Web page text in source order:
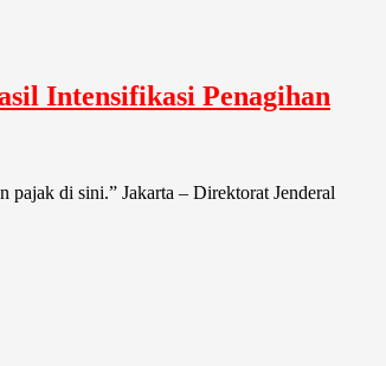
Intensifikasi Penagihan
di sini.” Jakarta – Direktorat Jenderal